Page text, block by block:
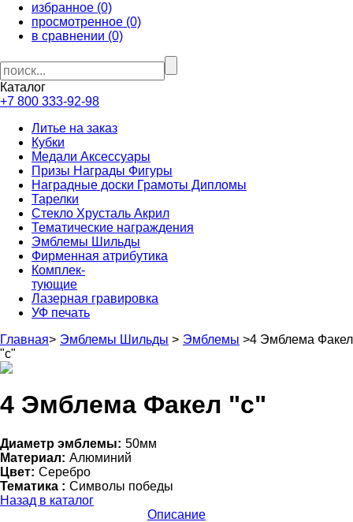
избранное (0)
просмотренное (0)
в сравнении (0)
Каталог
+7 800 333-92-98
Литье на заказ
Кубки
Медали Аксессуары
Призы Награды Фигуры
Наградные доски Грамоты Дипломы
Тарелки
Стекло Хрусталь Акрил
Тематические награждения
Эмблемы Шильды
Фирменная атрибутика
Комплек-
тующие
Лазерная гравировка
УФ печать
Главная> Эмблемы Шильды > Эмблемы >4 Эмблема Факел
"с"
4 Эмблема Факел "с"
Диаметр эмблемы: 50мм
Материал: Алюминий
Цвет: Серебро
Тематика : Символы победы
Назад в каталог
Описание